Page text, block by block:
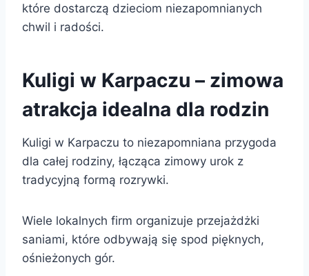
które dostarczą dzieciom niezapomnianych
chwil i radości.
Kuligi w Karpaczu – zimowa
atrakcja idealna dla rodzin
Kuligi w Karpaczu to niezapomniana przygoda
dla całej rodziny, łącząca zimowy urok z
tradycyjną formą rozrywki.
Wiele lokalnych firm organizuje przejażdżki
saniami, które odbywają się spod pięknych,
ośnieżonych gór.